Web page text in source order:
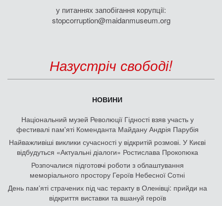
у питаннях запобігання корупції:
stopcorruption@maidanmuseum.org
Назустріч свободі!
НОВИНИ
Національний музей Революції Гідності взяв участь у
фестивалі пам'яті Коменданта Майдану Андрія Парубія
Найважливіші виклики сучасності у відкритій розмові. У Києві
відбудуться «Актуальні діалоги» Ростислава Прокопюка
Розпочалися підготовчі роботи з облаштування
меморіального простору Героїв Небесної Сотні
День памʼяті страчених під час теракту в Оленівці: прийди на
відкриття виставки та вшануй героїв